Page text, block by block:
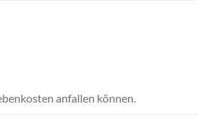
anfallen können.